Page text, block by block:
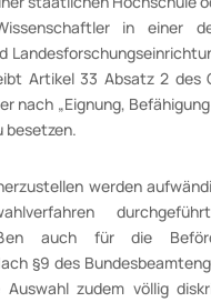
in einer
Artikel 33 Absatz 2 des
nach „Eignung,
besetzen.
werden
auch für die
§9 des
Auswahl zudem völlig